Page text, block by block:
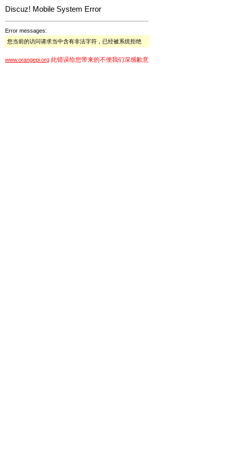
Discuz! Mobile System Error
Error messages:
您当前的访问请求当中含有非法字符，已经被系统拒绝
www.orangepi.org 此错误给您带来的不便我们深感歉意